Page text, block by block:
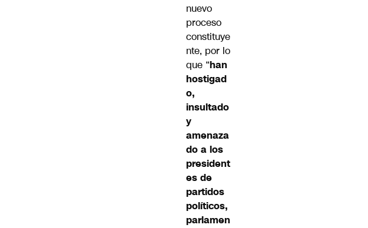
nuevo
proceso
constituye
nte, por lo
que “han
hostigad
o,
insultado
y
amenaza
do a los
president
es de
partidos
políticos,
parlamen